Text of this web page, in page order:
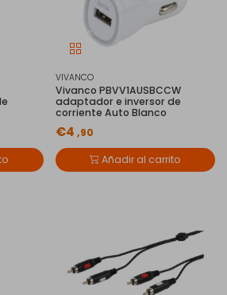
VIVANCO
Vivanco PBVV1AUSBCCW
adaptador e inversor de
corriente Auto Blanco
€4 ,90
Añadir al carrito